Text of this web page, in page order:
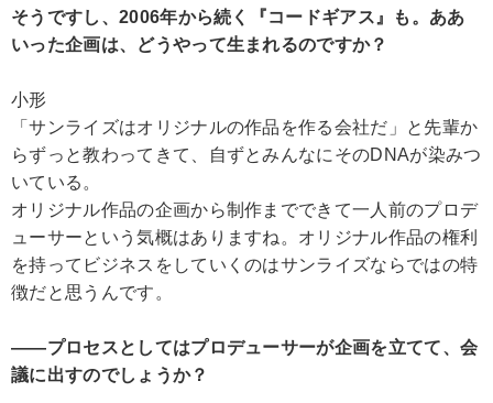
そうですし、2006年から続く『コードギアス』も。ああ
いった企画は、どうやって生まれるのですか？
小形
「サンライズはオリジナルの作品を作る会社だ」と先輩か
らずっと教わってきて、自ずとみんなにそのDNAが染みつ
いている。
オリジナル作品の企画から制作までできて一人前のプロデ
ューサーという気概はありますね。オリジナル作品の権利
を持ってビジネスをしていくのはサンライズならではの特
徴だと思うんです。
――プロセスとしてはプロデューサーが企画を立てて、会
議に出すのでしょうか？